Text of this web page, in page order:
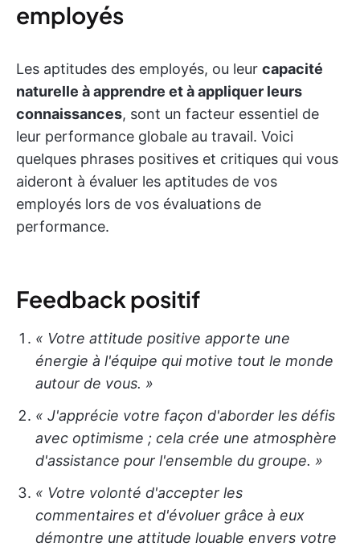
employés
Les aptitudes des employés, ou leur capacité
naturelle à apprendre et à appliquer leurs
connaissances, sont un facteur essentiel de
leur performance globale au travail. Voici
quelques phrases positives et critiques qui vous
aideront à évaluer les aptitudes de vos
employés lors de vos évaluations de
performance.
Feedback positif
« Votre attitude positive apporte une
énergie à l'équipe qui motive tout le monde
autour de vous. »
« J'apprécie votre façon d'aborder les défis
avec optimisme ; cela crée une atmosphère
d'assistance pour l'ensemble du groupe. »
« Votre volonté d'accepter les
commentaires et d'évoluer grâce à eux
démontre une attitude louable envers votre